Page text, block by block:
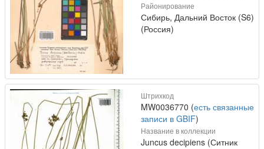
Районирование
Сибирь, Дальний Восток (S6)
(Россия)
Штрихкод
MW0036770 (есть связанные
записи в GBIF)
Название в коллекции
Juncus decipiens (Ситник